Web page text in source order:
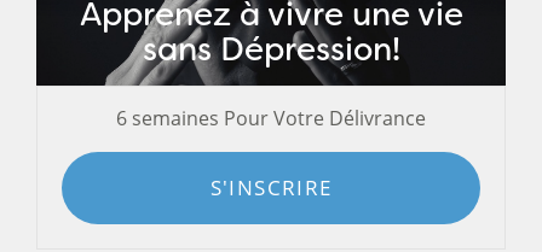
Apprenez à vivre une vie
sans Dépression!
6 semaines Pour Votre Délivrance
S'INSCRIRE